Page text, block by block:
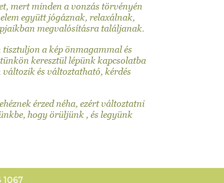
mert minden a vonzás törvényén
együtt jógáznak, relaxálnak,
megvalósításra találjanak.
a kép önmagammal és
keresztül lépünk kapcsolatba
és változtatható, kérdés
érzed néha, ezért változtatni
hogy örüljünk , és legyünk
1067